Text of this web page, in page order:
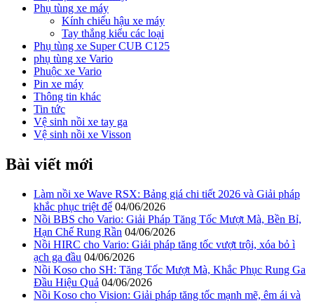
Phụ tùng xe máy
Kính chiếu hậu xe máy
Tay thắng kiểu các loại
Phụ tùng xe Super CUB C125
phụ tùng xe Vario
Phuộc xe Vario
Pin xe máy
Thông tin khác
Tin tức
Vệ sinh nồi xe tay ga
Vệ sinh nồi xe Visson
Bài viết mới
Làm nồi xe Wave RSX: Bảng giá chi tiết 2026 và Giải pháp
khắc phục triệt để 04/06/2026
Nồi BBS cho Vario: Giải Pháp Tăng Tốc Mượt Mà, Bền Bỉ,
Hạn Chế Rung Rần 04/06/2026
Nồi HIRC cho Vario: Giải pháp tăng tốc vượt trội, xóa bỏ ì
ạch ga đầu 04/06/2026
Nồi Koso cho SH: Tăng Tốc Mượt Mà, Khắc Phục Rung Ga
Đầu Hiệu Quả 04/06/2026
Nồi Koso cho Vision: Giải pháp tăng tốc mạnh mẽ, êm ái và